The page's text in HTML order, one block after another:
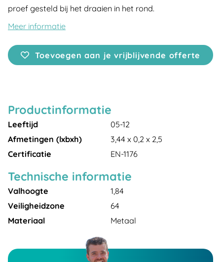
proef gesteld bij het draaien in het rond.
Meer informatie
Toevoegen aan je vrijblijvende offerte
Productinformatie
Leeftijd
05-12
Afmetingen (lxbxh)
3,44 x 0,2 x 2,5
Certificatie
EN-1176
Technische informatie
Valhoogte
1,84
Veiligheidzone
64
Materiaal
Metaal